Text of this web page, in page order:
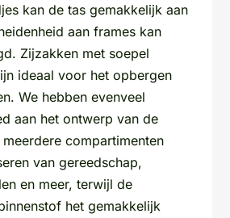
kan de tas gemakkelijk aan
aan frames kan
Zijzakken met soepel
ideaal voor het opbergen
We hebben evenveel
aan het ontwerp van de
compartimenten
van gereedschap,
en meer, terwijl de
het gemakkelijk